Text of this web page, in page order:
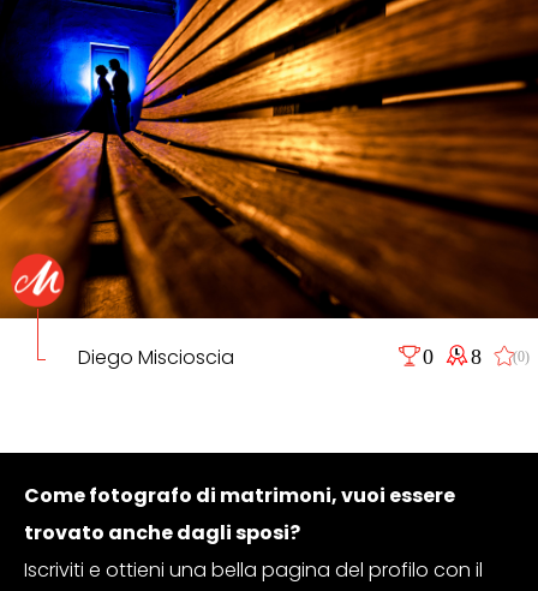
Diego Miscioscia 0 8 (0)
Come fotografo di matrimoni, vuoi essere
trovato anche dagli sposi?
Iscriviti e ottieni una bella pagina del profilo con il